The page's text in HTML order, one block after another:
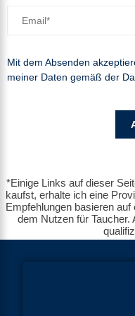
Mit dem Absenden
meiner Daten gemäß der
*Einige Links auf dieser
kaufst, erhalte ich eine
Empfehlungen basieren
dem Nutzen für